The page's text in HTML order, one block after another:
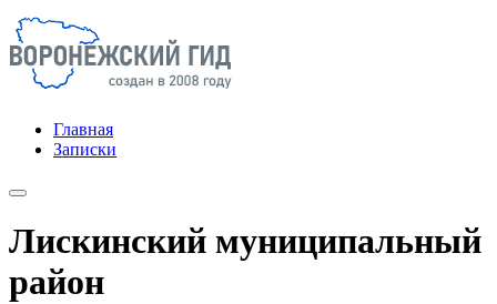
Главная
Записки
Лискинский муниципальный
район